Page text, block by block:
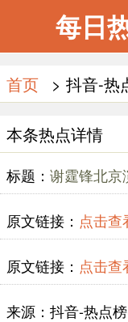
每日
首页 > 抖音-热
本条热点详情
标题： 谢霆锋北京
原文链接： 点击查
原文链接： 点击查
来源：抖音-热点